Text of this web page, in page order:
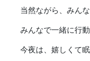
当然ながら、みん
みんなで一緒に行
今夜は、嬉しくて